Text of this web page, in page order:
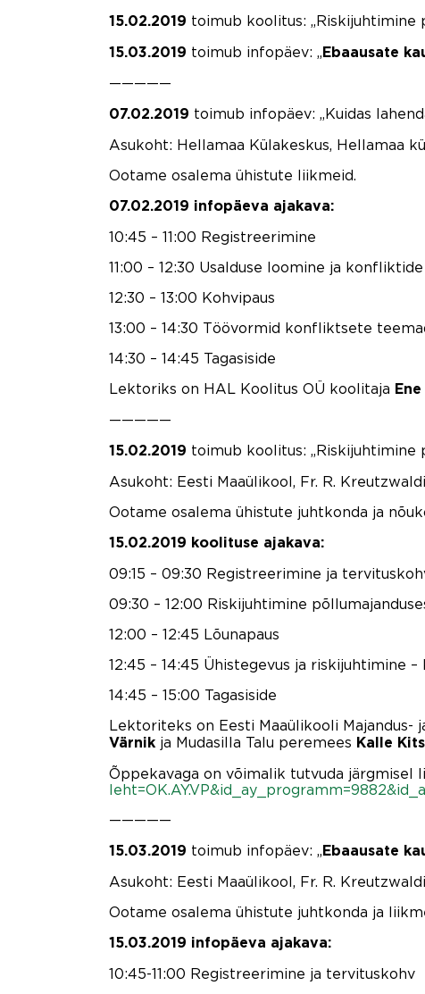
15.02.2019 toimub koolitus: „Riskijuhtimine
15.03.2019 toimub infopäev: „ Ebaausate
—————
07.02.2019 toimub infopäev: „Kuidas
Asukoht: Hellamaa Külakeskus, Hellamaa
Ootame osalema ühistute liikmeid.
07.02.2019 infopäeva ajakava:
10:45 – 11:00 Registreerimine
11:00 – 12:30 Usalduse loomine ja
12:30 – 13:00 Kohvipaus
13:00 – 14:30 Töövormid konfliktsete
14:30 – 14:45 Tagasiside
Lektoriks on HAL Koolitus OÜ koolitaja
—————
15.02.2019 toimub koolitus: „Riskijuhtimine
Asukoht: Eesti Maaülikool, Fr. R.
Ootame osalema ühistute juhtkonda ja
15.02.2019 koolituse ajakava:
09:15 – 09:30 Registreerimine ja
09:30 – 12:00 Riskijuhtimine
12:00 – 12:45 Lõunapaus
12:45 – 14:45 Ühistegevus ja riskijuhtimine –
14:45 – 15:00 Tagasiside
Lektoriteks on Eesti Maaülikooli Majandus-
Värnik ja Mudasilla Talu peremees Kalle Kits
Õppekavaga on võimalik tutvuda järgmisel
—————
15.03.2019 toimub infopäev: „ Ebaausate
Asukoht: Eesti Maaülikool, Fr. R.
Ootame osalema ühistute juhtkonda ja
15.03.2019 infopäeva ajakava:
10:45-11:00 Registreerimine ja tervituskohv